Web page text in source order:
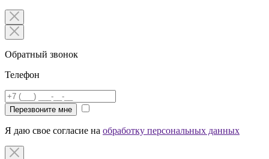
Обратный звонок
Телефон
Перезвоните мне
Я даю свое согласие на обработку персональных данных